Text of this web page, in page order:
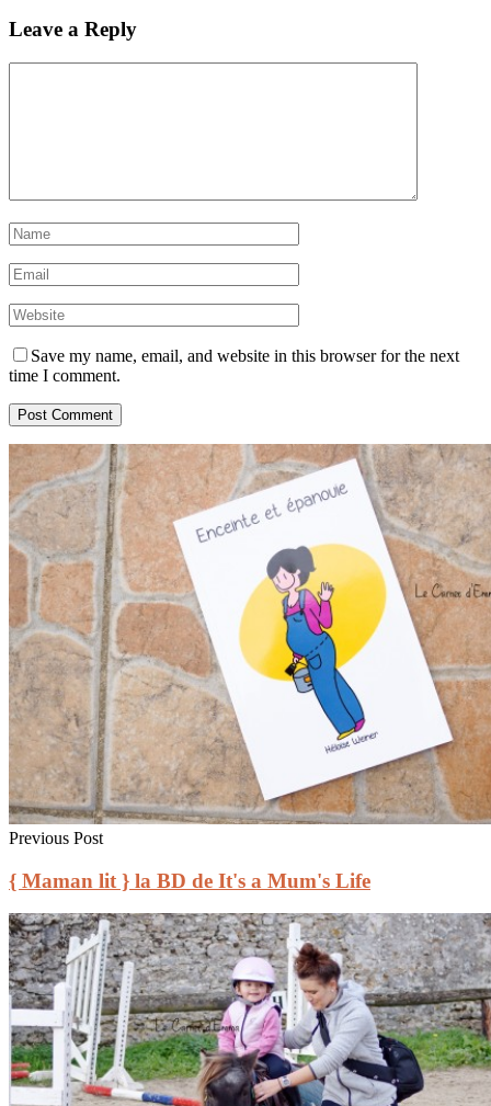
Leave a Reply
Save my name, email, and website in this browser for the next
time I comment.
Previous Post
{ Maman lit } la BD de It's a Mum's Life